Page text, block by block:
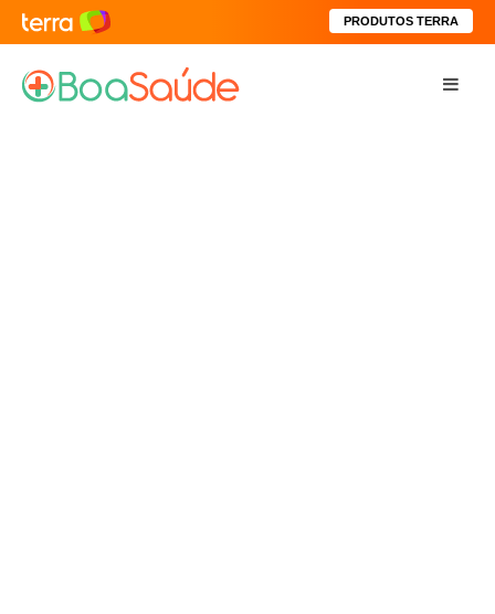
PRODUTOS TERRA